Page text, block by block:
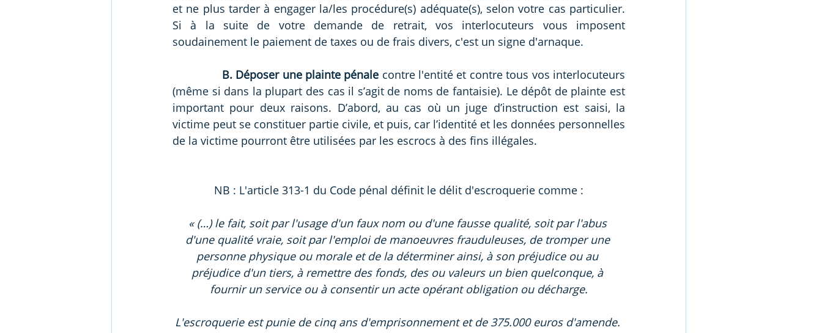
et ne plus tarder à engager la/les procédure(s) adéquate(s), selon votre cas particulier.
Si à la suite de votre demande de retrait, vos interlocuteurs vous imposent
soudainement le paiement de taxes ou de frais divers, c'est un signe d'arnaque.
B. Déposer une plainte pénale contre l'entité et contre tous vos interlocuteurs
(même si dans la plupart des cas il s’agit de noms de fantaisie). Le dépôt de plainte est
important pour deux raisons. D’abord, au cas où un juge d’instruction est saisi, la
victime peut se constituer partie civile, et puis, car l’identité et les données personnelles
de la victime pourront être utilisées par les escrocs à des fins illégales.
NB : L'article 313-1 du Code pénal définit le délit d'escroquerie comme :
« (…) le fait, soit par l'usage d'un faux nom ou d'une fausse qualité, soit par l'abus
d'une qualité vraie, soit par l'emploi de manoeuvres frauduleuses, de tromper une
personne physique ou morale et de la déterminer ainsi, à son préjudice ou au
préjudice d'un tiers, à remettre des fonds, des ou valeurs un bien quelconque, à
fournir un service ou à consentir un acte opérant obligation ou décharge.
L'escroquerie est punie de cinq ans d'emprisonnement et de 375.000 euros d'amende.